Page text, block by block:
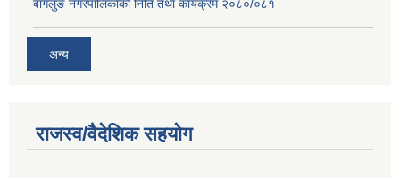
बागलुङ नगरपालिकाको निति तथा कार्यक्रम २०८०/०८१
अन्य
राजस्व/वैदेशिक सहयोग